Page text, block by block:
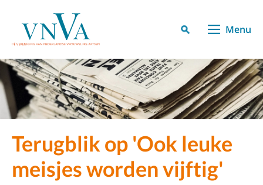
Menu
Terugblik op 'Ook leuke
meisjes worden vijftig'